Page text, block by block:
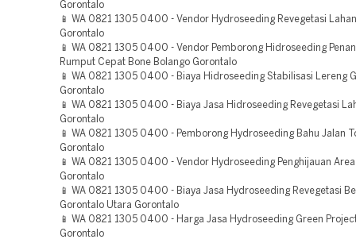
Gorontalo
📱 WA 0821 1305 0400 - Vendor Hydroseeding Revegetasi
Gorontalo
📱 WA 0821 1305 0400 - Vendor Pemborong Hidroseeding
Rumput Cepat Bone Bolango Gorontalo
📱 WA 0821 1305 0400 - Biaya Hidroseeding Stabilisasi Lereng
Gorontalo
📱 WA 0821 1305 0400 - Biaya Jasa Hidroseeding Revegetasi
Gorontalo
📱 WA 0821 1305 0400 - Pemborong Hydroseeding Bahu Jalan
Gorontalo
📱 WA 0821 1305 0400 - Vendor Hydroseeding Penghijauan Area
Gorontalo
📱 WA 0821 1305 0400 - Biaya Jasa Hydroseeding Revegetasi
Gorontalo Utara Gorontalo
📱 WA 0821 1305 0400 - Harga Jasa Hydroseeding Green
Gorontalo